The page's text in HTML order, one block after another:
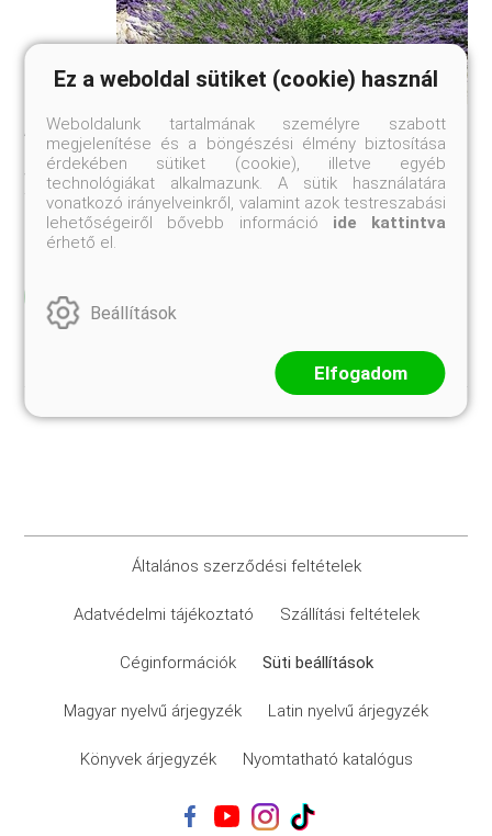
Aromakertek
Délkelet-Franciaország lankáin kora tavasztól ősz elejéig
virágözön és illatáradat fogadja az arra utazót. A provence-i
táj évszázadok óta olyan ültetvényeknek ad otthont,
amelyek a világhírű francia parfümök alapanyagait-
illóolajokat és aromákat ˛á ...
Elolvasom
Általános szerződési feltételek
Adatvédelmi tájékoztató Szállítási feltételek
Céginformációk Süti beállítások
Magyar nyelvű árjegyzék Latin nyelvű árjegyzék
Könyvek árjegyzék Nyomtatható katalógus
Ez a weboldal sütiket (cookie) használ
Weboldalunk tartalmának személyre szabott
megjelenítése és a böngészési élmény biztosítása
érdekében sütiket (cookie), illetve egyéb
technológiákat alkalmazunk. A sütik használatára
vonatkozó irányelveinkről, valamint azok testreszabási
lehetőségeiről bővebb információ ide kattintva
érhető el.
Beállítások
Elfogadom